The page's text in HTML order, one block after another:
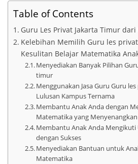
Table of Contents
Guru Les Privat Jakarta Timur dari
Kelebihan Memilih Guru les
Kesulitan Belajar Matematika
Menyediakan Banyak Pilihan
timur
Menggunakan Jasa Guru Guru
Lulusan Kampus Ternama
Membantu Anak Anda dengan
Matematika yang Menyenangkan
Membantu Anak Anda
dengan Sukses
Menyediakan Bantuan untuk
Matematika